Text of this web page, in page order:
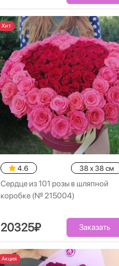
Хит
4.6 38 x 38 см
Сердце из 101 розы в шляпной
коробке (№ 215004)
20325₽ Заказать
Акция